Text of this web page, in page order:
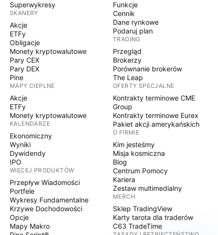
Superwykresy
SKANERY
Akcje
ETFy
Obligacje
Monety kryptowalutowe
Pary CEX
Pary DEX
Pine
MAPY CIEPLNE
Akcje
ETFy
Monety kryptowalutowe
KALENDARZE
Ekonomiczny
Wyniki
Dywidendy
IPO
WIĘCEJ PRODUKTÓW
Przepływ Wiadomości
Portfele
Wykresy Fundamentalne
Krzywe Dochodowości
Opcje
Mapy Makro
Funkcje
Cennik
Dane rynkowe
Podaruj plan
TRADING
Przegląd
Brokerzy
Porównanie brokerów
The Leap
OFERTY SPECJALNE
Kontrakty terminowe CME
Group
Kontrakty terminowe Eurex
Pakiet akcji amerykańskich
O FIRMIE
Kim jesteśmy
Misja kosmiczna
Blog
Centrum Pomocy
Kariera
Zestaw multimedialny
MERCH
Sklep TradingView
Karty tarota dla traderów
C63 TradeTime